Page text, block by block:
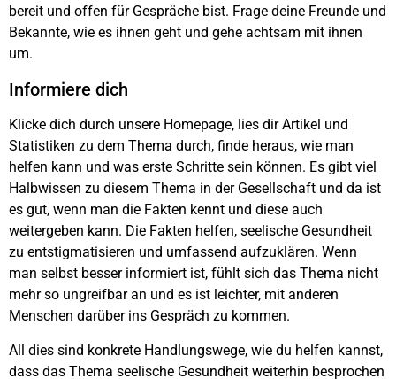
bereit und offen für Gespräche bist. Frage deine Freunde und
Bekannte, wie es ihnen geht und gehe achtsam mit ihnen
um.
Informiere dich
Klicke dich durch unsere Homepage, lies dir Artikel und
Statistiken zu dem Thema durch, finde heraus, wie man
helfen kann und was erste Schritte sein können. Es gibt viel
Halbwissen zu diesem Thema in der Gesellschaft und da ist
es gut, wenn man die Fakten kennt und diese auch
weitergeben kann. Die Fakten helfen, seelische Gesundheit
zu entstigmatisieren und umfassend aufzuklären. Wenn
man selbst besser informiert ist, fühlt sich das Thema nicht
mehr so ungreifbar an und es ist leichter, mit anderen
Menschen darüber ins Gespräch zu kommen.
All dies sind konkrete Handlungswege, wie du helfen kannst,
dass das Thema seelische Gesundheit weiterhin besprochen